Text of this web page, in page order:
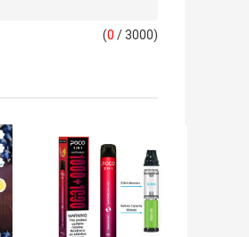
(0 / 3000)